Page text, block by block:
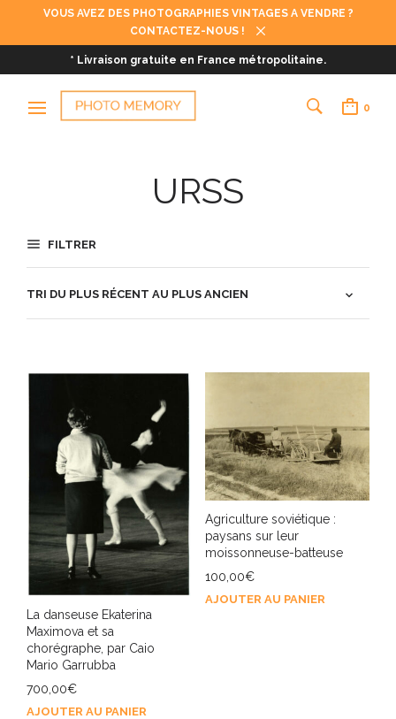
VOUS AVEZ DES PHOTOGRAPHIES VINTAGES A VENDRE ?
CONTACTEZ-NOUS !
* Livraison gratuite en France métropolitaine.
0
URSS
FILTRER
La danseuse Ekaterina
Maximova et sa
chorégraphe, par Caio
Mario Garrubba
700,00€
AJOUTER AU PANIER
Agriculture soviétique :
paysans sur leur
moissonneuse-batteuse
100,00€
AJOUTER AU PANIER